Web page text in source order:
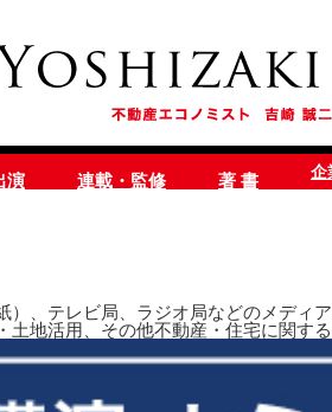
演 連載・監修 著 書
企
）、テレビ局、ラジオ局などのメディ
土地活用、その他不動産・住宅に関す